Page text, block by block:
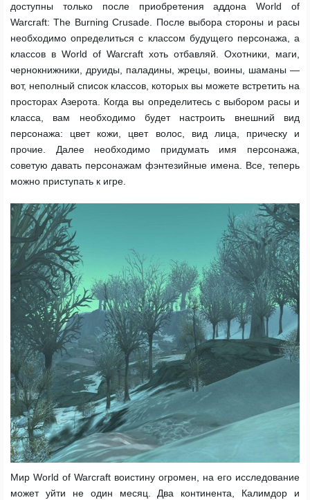
доступны только после приобретения аддона World of
Warcraft: The Burning Crusade. После выбора стороны и расы
необходимо определиться с классом будущего персонажа, а
классов в World of Warcraft хоть отбавляй. Охотники, маги,
чернокнижники, друиды, паладины, жрецы, воины, шаманы —
вот, неполный список классов, которых вы можете встретить на
просторах Азерота. Когда вы определитесь с выбором расы и
класса, вам необходимо будет настроить внешний вид
персонажа: цвет кожи, цвет волос, вид лица, прическу и
прочие. Далее необходимо придумать имя персонажа,
советую давать персонажам фэнтезийные имена. Все, теперь
можно приступать к игре.
Мир World of Warcraft воистину огромен, на его исследование
может уйти не один месяц. Два континента, Калимдор и